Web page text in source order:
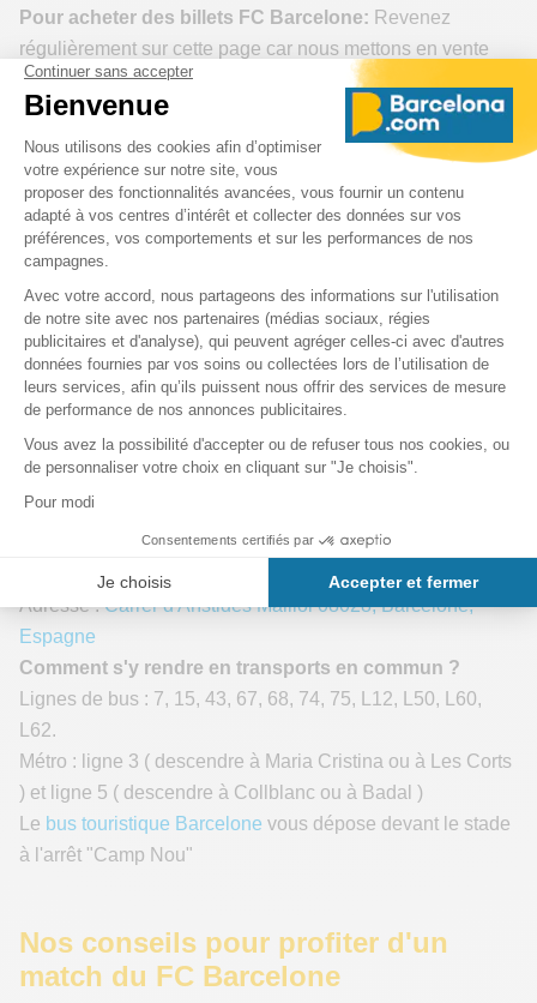
Pour acheter des billets FC Barcelone: Revenez
régulièrement sur cette page car nous mettons en vente
les billets en fonction de leur disponibilité. Lorsqu'il n'y a
pas de billets disponibles un jour, il peut y en avoir de
nouveaux le lendemain et ce jusqu'à la date du match !
Bon match à Barcelone!
Informations sur le stade Spotify
Camp Nou
Adresse
Spotify Camp Nou, Carrer d'Arístides Maillol
Barcelona
Spain
Camp Nou ?
Adresse :Carrer d'Arístides Maillol 08028, Barcelone,
Espagne
Comment s'y rendre en transports en commun ?
Lignes de bus : 7, 15, 43, 67, 68, 74, 75, L12, L50, L60,
L62.
Métro : ligne 3 ( descendre à Maria Cristina ou à Les Corts
) et ligne 5 ( descendre à Collblanc ou à Badal )
Le bus touristique Barcelone vous dépose devant le stade
à l'arrêt "Camp Nou"
Nos conseils pour profiter d'un
match du FC Barcelone